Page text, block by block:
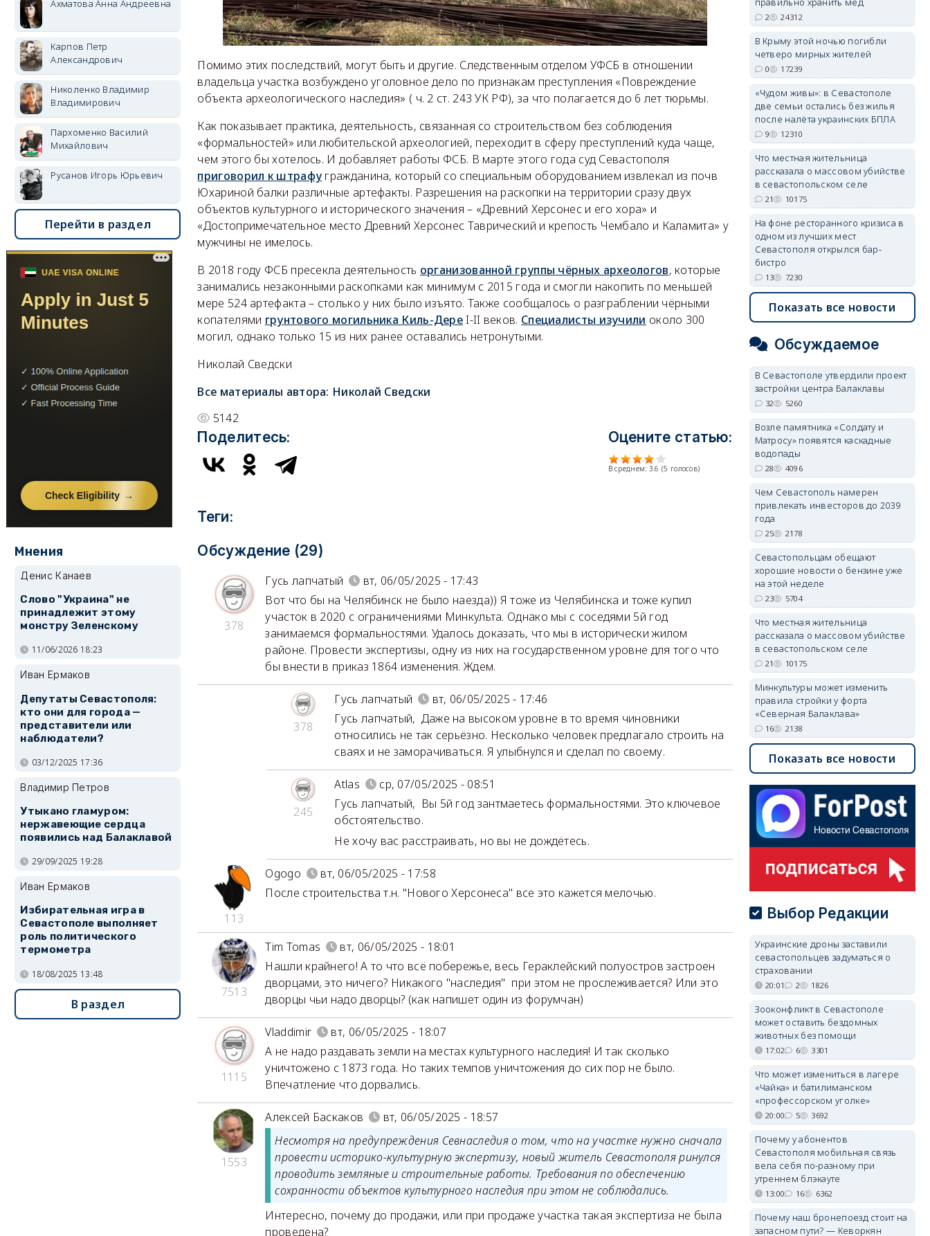
Помимо этих последствий, могут быть и другие. Следственным отделом УФСБ в отношении
владельца участка возбуждено уголовное дело по признакам преступления «Повреждение
объекта археологического наследия» ( ч. 2 ст. 243 УК РФ), за что полагается до 6 лет тюрьмы.
Как показывает практика, деятельность, связанная со строительством без соблюдения
«формальностей» или любительской археологией, переходит в сферу преступлений куда чаще,
чем этого бы хотелось. И добавляет работы ФСБ. В марте этого года суд Севастополя
приговорил к штрафу гражданина, который со специальным оборудованием извлекал из почв
Юхариной балки различные артефакты. Разрешения на раскопки на территории сразу двух
объектов культурного и исторического значения – «Древний Херсонес и его хора» и
«Достопримечательное место Древний Херсонес Таврический и крепость Чембало и Каламита» у
мужчины не имелось.
В 2018 году ФСБ пресекла деятельность организованной группы чёрных археологов, которые
занимались незаконными раскопками как минимум с 2015 года и смогли накопить по меньшей
мере 524 артефакта – столько у них было изъято. Также сообщалось о разграблении чёрными
копателями грунтового могильника Киль-ДереI-II веков. Специалисты изучили около 300
могил, однако только 15 из них ранее оставались нетронутыми.
Николай Сведски
Все материалы автора: Николай Сведски
5142
Поделитесь: Оцените статью:
В среднем: 3.6 (5 голосов)
Теги:
Обсуждение (29)
378
Гусь лапчатый
вт, 06/05/2025 - 17:43
Вот что бы на Челябинск не было наезда)) Я тоже из Челябинска и тоже купил
участок в 2020 с ограничениями Минкульта. Однако мы с соседями 5й год
занимаемся формальностями. Удалось доказать, что мы в исторически жилом
районе. Провести экспертизы, одну из них на государственном уровне для того что
бы внести в приказ 1864 изменения. Ждем.
378
Гусь лапчатый
вт, 06/05/2025 - 17:46
Гусь лапчатый, Даже на высоком уровне в то время чиновники
относились не так серьёзно. Несколько человек предлагало строить на
сваях и не заморачиваться. Я улыбнулся и сделал по своему.
245
Atlas
ср, 07/05/2025 - 08:51
Гусь лапчатый, Вы 5й год зантмаетесь формальностями. Это ключевое
обстоятельство.
Не хочу вас расстраивать, но вы не дождётесь.
113
Ogogo
вт, 06/05/2025 - 17:58
После строительства т.н. "Нового Херсонеса" все это кажется мелочью.
7513
Tim Tomas
вт, 06/05/2025 - 18:01
Нашли крайнего! А то что всё побережье, весь Гераклейский полуостров застроен
дворцами, это ничего? Никакого "наследия" при этом не прослеживается? Или это
дворцы чьи надо дворцы? (как напишет один из форумчан)
1115
Vladdimir
вт, 06/05/2025 - 18:07
А не надо раздавать земли на местах культурного наследия! И так сколько
уничтожено с 1873 года. Но таких темпов уничтожения до сих пор не было.
Впечатление что дорвались.
1553
Алексей Баскаков
вт, 06/05/2025 - 18:57
Несмотря на предупреждения Севнаследия о том, что на участке нужно сначала
провести историко-культурную экспертизу, новый житель Севастополя ринулся
проводить земляные и строительные работы. Требования по обеспечению
сохранности объектов культурного наследия при этом не соблюдались.
Интересно, почему до продажи, или при продаже участка такая экспертиза не была
проведена?
Ахматова Анна Андреевна
Карпов Петр
Александрович
Николенко Владимир
Владимирович
Пархоменко Василий
Михайлович
Русанов Игорь Юрьевич
Перейти в раздел
Мнения
Денис Канаев
Слово "Украина" не
принадлежит этому
монстру Зеленскому
11/06/2026 18:23
Иван Ермаков
Депутаты Севастополя:
кто они для города —
представители или
наблюдатели?
03/12/2025 17:36
Владимир Петров
Утыкано гламуром:
нержавеющие сердца
появились над Балаклавой
29/09/2025 19:28
Иван Ермаков
Избирательная игра в
Севастополе выполняет
роль политического
термометра
18/08/2025 13:48
В раздел
erid: 2SDnjdPjgYS
2 24312
В Крыму этой ночью погибли
четверо мирных жителей
0 17239
«Чудом живы»: в Севастополе
две семьи остались без жилья
после налёта украинских БПЛА
9 12310
Что местная жительница
рассказала о массовом убийстве
в севастопольском селе
21 10175
На фоне ресторанного кризиса в
одном из лучших мест
Севастополя открылся бар-
бистро
13 7230
Показать все новости
Обсуждаемое
В Севастополе утвердили проект
застройки центра Балаклавы
32 5260
Возле памятника «Солдату и
Матросу» появятся каскадные
водопады
28 4096
Чем Севастополь намерен
привлекать инвесторов до 2039
года
25 2178
Севастопольцам обещают
хорошие новости о бензине уже
на этой неделе
23 5704
Что местная жительница
рассказала о массовом убийстве
в севастопольском селе
21 10175
Минкультуры может изменить
правила стройки у форта
«Северная Балаклава»
16 2138
Показать все новости
Выбор Редакции
Украинские дроны заставили
севастопольцев задуматься о
страховании
20:01 2 1826
Зооконфликт в Севастополе
может оставить бездомных
животных без помощи
17:02 6 3301
Что может измениться в лагере
«Чайка» и батилиманском
«профессорском уголке»
20:00 5 3692
Почему у абонентов
Севастополя мобильная связь
вела себя по-разному при
утреннем блэкауте
13:00 16 6362
Почему наш бронепоезд стоит на
запасном пути? — Кеворкян